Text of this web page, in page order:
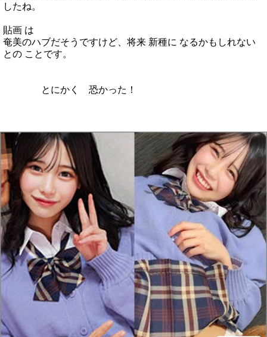
したね。
貼画 は
奄美のハブだそうですけど、将来 新種に なるかもしれない
との ことです。
とにかく 恐かった！